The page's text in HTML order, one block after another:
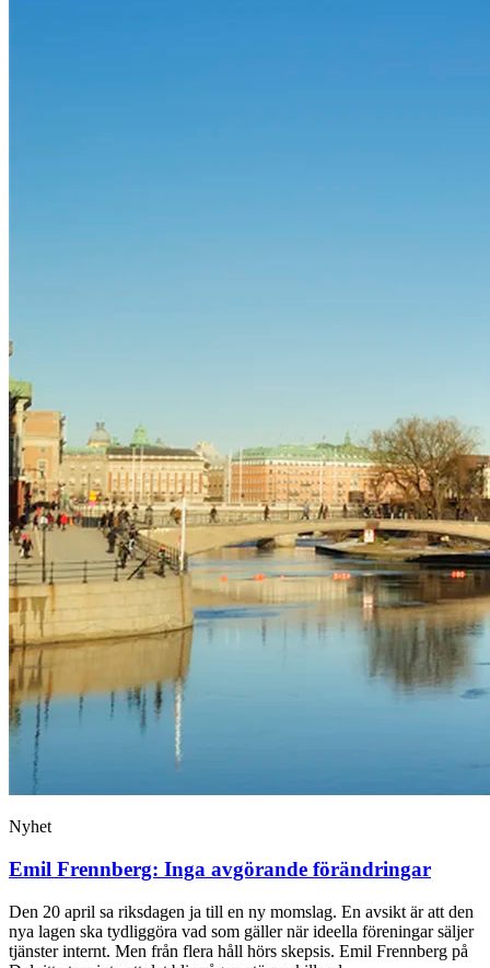
Nyhet
Emil Frennberg: Inga avgörande förändringar
Den 20 april sa riksdagen ja till en ny momslag. En avsikt är att den
nya lagen ska tydliggöra vad som gäller när ideella föreningar säljer
tjänster internt. Men från flera håll hörs skepsis. Emil Frennberg på